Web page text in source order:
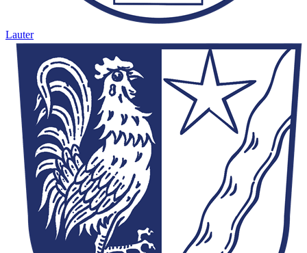
Lauter